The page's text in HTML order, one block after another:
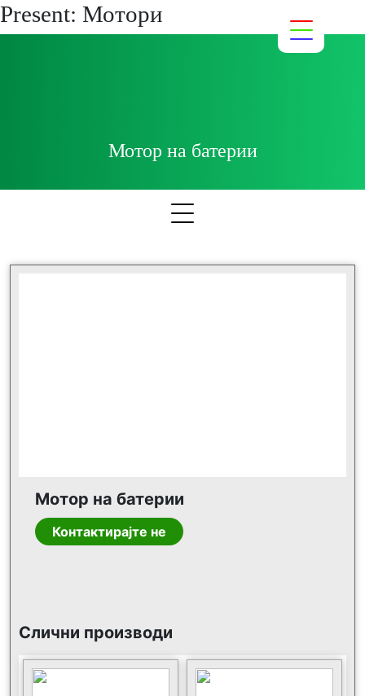
Present: Мотори
Мотор на батерии
Мотор на батерии
Контактирајте не
Слични производи